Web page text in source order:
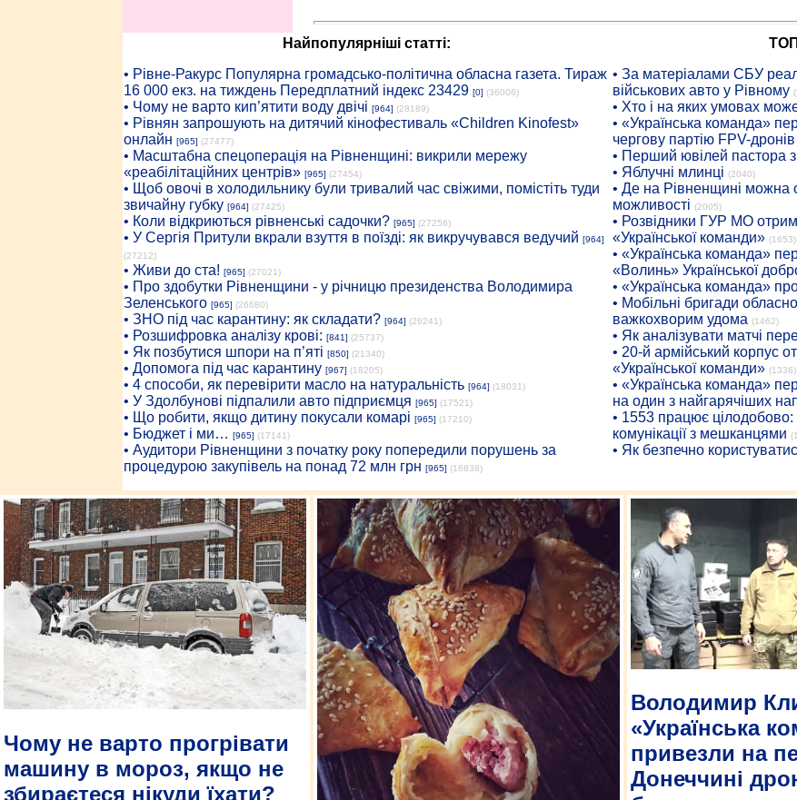
Найпопулярніші статті:
• Рiвне-Ракурс Популярна громадсько-політична обласна газета. Тираж
16 000 екз. на тиждень Передплатний індекс 23429 [0] (36006)
• Чому не варто кип’ятити воду двічі [964] (28189)
• Рівнян запрошують на дитячий кінофестиваль «Children Kinofest»
онлайн [965] (27477)
• Масштабна спецоперація на Рівненщині: викрили мережу
«реабілітаційних центрів» [965] (27454)
• Щоб овочі в холодильнику були тривалий час свіжими, помістіть туди
звичайну губку [964] (27425)
• Коли відкриються рівненські садочки? [965] (27256)
• У Сергія Притули вкрали взуття в поїзді: як викручувався ведучий [964]
(27212)
• Живи до ста! [965] (27021)
• Про здобутки Рівненщини - у річницю президенства Володимира
Зеленського [965] (26680)
• ЗНО під час карантину: як складати? [964] (26241)
• Розшифровка аналізу крові: [841] (25737)
• Як позбутися шпори на п’яті [850] (21340)
• Допомога під час карантину [967] (18205)
• 4 способи, як перевірити масло на натуральність [964] (18031)
• У Здолбунові підпалили авто підприємця [965] (17521)
• Що робити, якщо дитину покусали комарі [965] (17210)
• Бюджет і ми… [965] (17141)
• Аудитори Рівненщини з початку року попередили порушень за
процедурою закупівель на понад 72 млн грн [965] (16838)
• За матеріалами СБУ
військових авто у Рівному
• Хто і на яких умовах
• «Українська команда»
чергову партію FPV-дронів
• Перший ювілей пастора з
• Яблучні млинці (2040)
• Де на Рівненщині можна
можливості (2005)
• Розвідники ГУР МО
«Української команди» (1653)
• «Українська команда»
«Волинь» Української
• «Українська команда»
• Мобільні бригади
важкохворим удома (1462)
• Як аналізувати матчі
• 20-й армійський корпус
«Української команди» (1336)
• «Українська команда»
на один з найгарячіших
• 1553 працює
комунікації з мешканцями
• Як безпечно
Чому не варто прогрівати
машину в мороз, якщо не
збираєтеся нікуди їхати?
Володимир
«Українська
привезли на
Донеччині